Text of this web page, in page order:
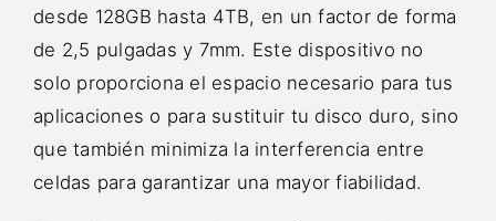
desde 128GB hasta 4TB, en un factor de forma
de 2,5 pulgadas y 7mm. Este dispositivo no
solo proporciona el espacio necesario para tus
aplicaciones o para sustituir tu disco duro, sino
que también minimiza la interferencia entre
celdas para garantizar una mayor fiabilidad.